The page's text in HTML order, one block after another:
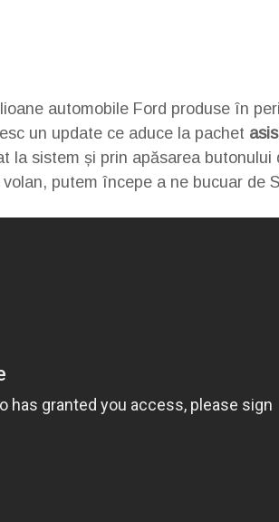
automobile Ford produse în
un update ce aduce la pachet
la sistem și prin apăsarea butonului
putem începe a ne bucuar de